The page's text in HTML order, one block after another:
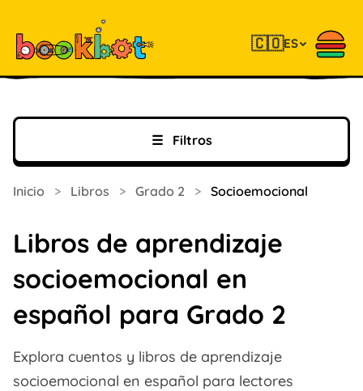
🇨🇴ES
☰ Filtros
Inicio > Libros > Grado 2 > Socioemocional
Libros de aprendizaje
socioemocional en
español para Grado 2
Explora cuentos y libros de aprendizaje
socioemocional en español para lectores